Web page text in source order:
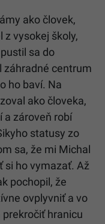
ako človek,
z vysokej školy,
sa do
záhradné centrum
ho baví. Na
ako človeka,
a zároveň robí
statusy zo
sa, že mi Michal
si ho vymazať. Až
pochopil, že
ovplyvniť a vo
hranicu